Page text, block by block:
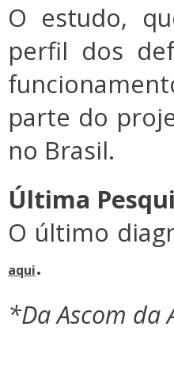
O estudo,
perfil dos
parte do
no Brasil.
Última
O último
aqui.
*Da Ascom da